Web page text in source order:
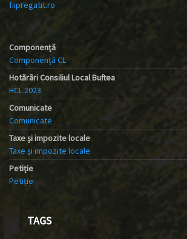
fiipregatit.ro
Componență
Componență CL
Hotărâri Consiliul Local Buftea
HCL 2023
Comunicate
Comunicate
Taxe și impozite locale
Taxe și impozite locale
Petiție
Petiție
TAGS